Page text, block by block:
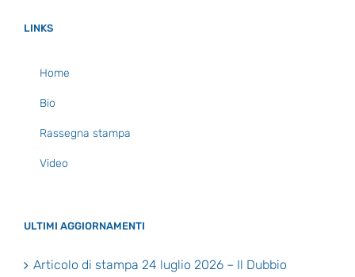
LINKS
Home
Bio
Rassegna stampa
Video
ULTIMI AGGIORNAMENTI
Articolo di stampa 24 luglio 2026 – Il Dubbio